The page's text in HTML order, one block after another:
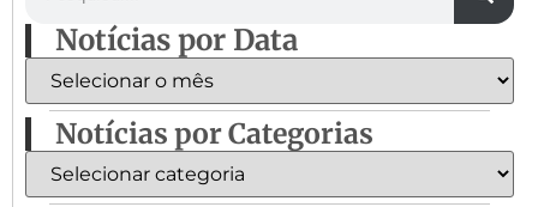
Notícias por Data
Notícias por Categorias